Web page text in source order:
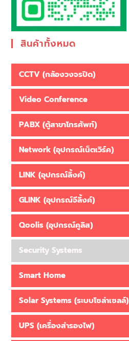
สินค้าทั้งหมด
CCTV (กล้องวงจรปิด)
Video Conference
PABX (ตู้สาขาโทรศัพท์)
Network (อุปกรณ์เน็ตเวิร์ค)
LINK (อุปกรณ์ลิ้งค์)
GLINK (อุปกรณ์จีลิ้งค์)
Qoolis (อุปกรณ์คูลิส)
Security Systems
Smart Home
Solar Systems (ระบบโซล่าเซลล์)
UPS (เครื่องสำรองไฟ)